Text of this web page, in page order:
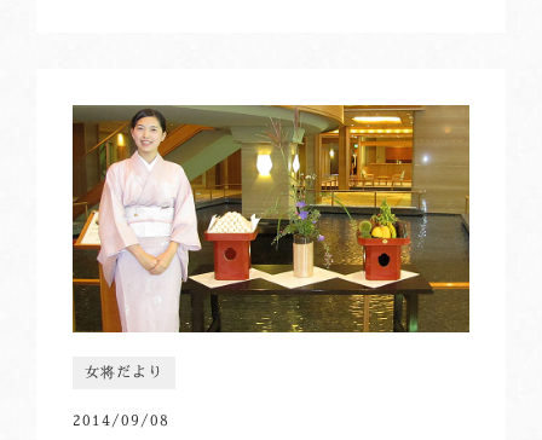
女将だより
2014/09/08